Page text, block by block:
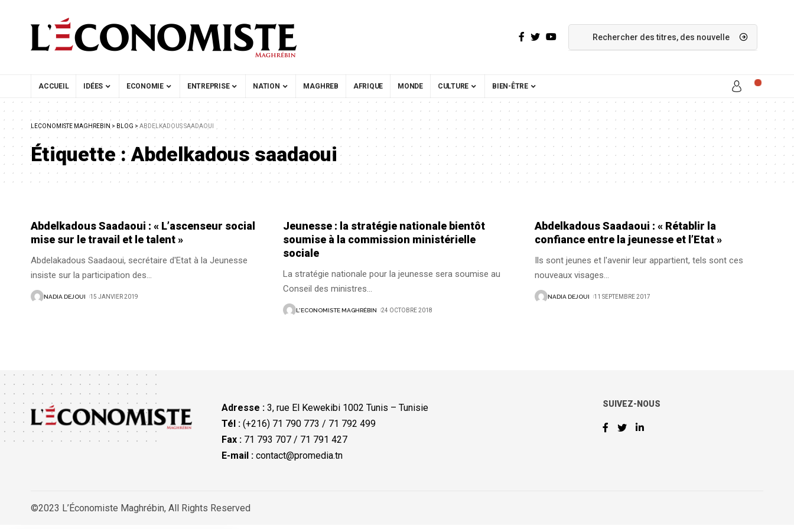
ACCUEIL IDÉES ECONOMIE ENTREPRISE NATION MAGHREB AFRIQUE MONDE CULTURE BIEN-ÊTRE
LECONOMISTE MAGHREBIN > BLOG > ABDELKADOUS SAADAOUI
Étiquette :Abdelkadous saadaoui
Abdelkadous Saadaoui : « L’ascenseur social
mise sur le travail et le talent »
Abdelakadous Saadaoui, secrétaire d'Etat à la Jeunesse
insiste sur la participation des…
NADIA DEJOUI 15 JANVIER 2019
Jeunesse : la stratégie nationale bientôt
soumise à la commission ministérielle
sociale
La stratégie nationale pour la jeunesse sera soumise au
Conseil des ministres…
L'ECONOMISTE MAGHRÉBIN 24 OCTOBRE 2018
Abdelkadous Saadaoui : « Rétablir la
confiance entre la jeunesse et l’Etat »
Ils sont jeunes et l'avenir leur appartient, tels sont ces
nouveaux visages…
NADIA DEJOUI 11 SEPTEMBRE 2017
Adresse : 3, rue El Kewekibi 1002 Tunis – Tunisie
Tél :(+216) 71 790 773 / 71 792 499
Fax :71 793 707 / 71 791 427
E-mail : contact@promedia.tn
SUIVEZ-NOUS
©2023 L’Économiste Maghrébin, All Rights Reserved